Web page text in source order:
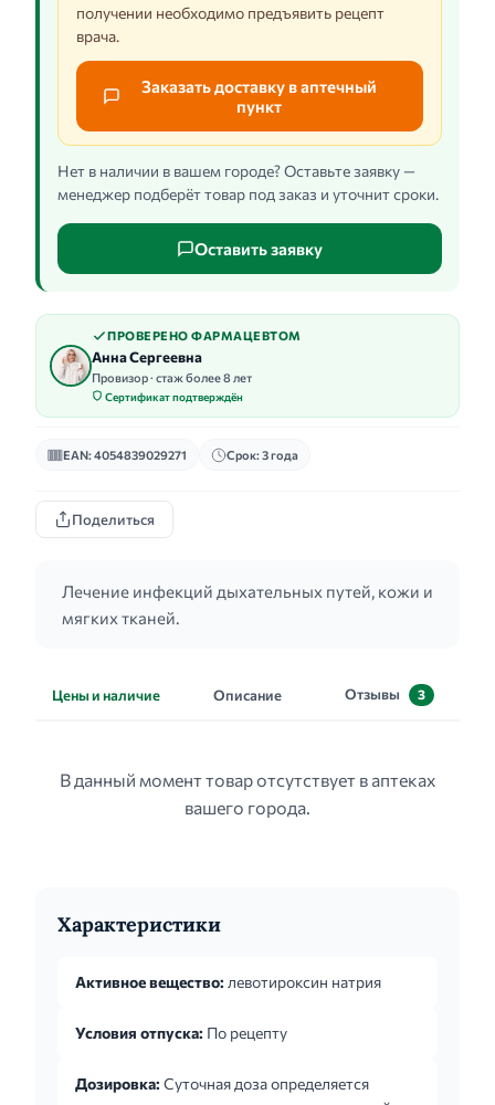
получении необходимо предъявить рецепт
врача.
Заказать доставку в аптечный
пункт
Нет в наличии в вашем городе? Оставьте заявку —
менеджер подберёт товар под заказ и уточнит сроки.
Оставить заявку
ПРОВЕРЕНО ФАРМАЦЕВТОМ
Анна Сергеевна
Провизор · стаж более 8 лет
Сертификат подтверждён
EAN: 4054839029271 Срок: 3 года
Поделиться
Лечение инфекций дыхательных путей, кожи и
мягких тканей.
Цены и наличие Описание Отзывы 3
В данный момент товар отсутствует в аптеках
вашего города.
Характеристики
Активное вещество: левотироксин натрия
Условия отпуска: По рецепту
Дозировка: Суточная доза определяется